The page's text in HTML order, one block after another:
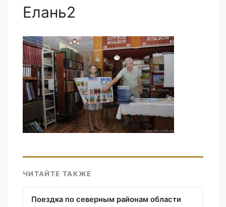
Елань2
ЧИТАЙТЕ ТАКЖЕ
Поездка по северным районам области